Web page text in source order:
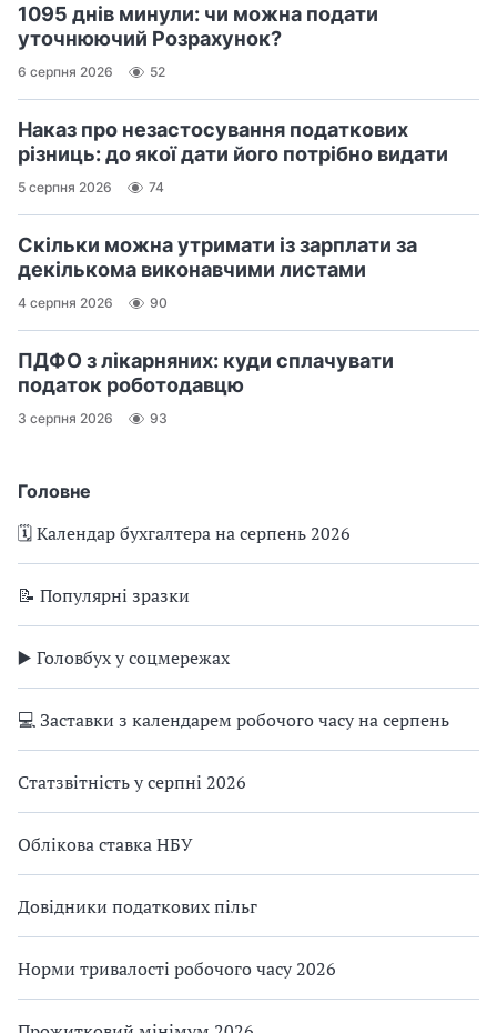
Головне
🗓️ Календар бухгалтера на серпень 2026
📝 Популярні зразки
▶️ Головбух у соцмережах
💻 Заставки з календарем робочого часу на серпень
Статзвітність у серпні 2026
Облікова ставка НБУ
Довідники податкових пільг
Норми тривалості робочого часу 2026
1095 днів минули: чи можна подати
уточнюючий Розрахунок?
6 серпня 2026 52
Наказ про незастосування податкових
різниць: до якої дати його потрібно видати
5 серпня 2026 74
Скільки можна утримати із зарплати за
декількома виконавчими листами
4 серпня 2026 90
ПДФО з лікарняних: куди сплачувати
податок роботодавцю
3 серпня 2026 93